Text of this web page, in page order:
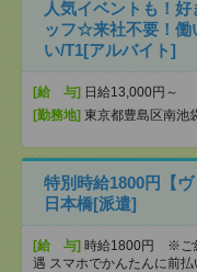
人気イベントも！
ッフ☆来社不要！働
い/T1[アルバイト]
[給 与] 日給13,000円～
[勤務地] 東京都豊島区南池
特別時給1800円【
日本橋[派遣]
[給 与] 時給1800円 ※ご
遇 スマホでかんたんに前